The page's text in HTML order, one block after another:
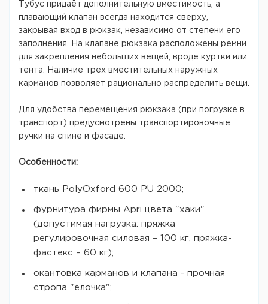
Тубус придаёт дополнительную вместимость, а
плавающий клапан всегда находится сверху,
закрывая вход в рюкзак, независимо от степени его
заполнения. На клапане рюкзака расположены ремни
для закрепления небольших вещей, вроде куртки или
тента. Наличие трех вместительных наружных
карманов позволяет рационально распределить вещи.
Для удобства перемещения рюкзака (при погрузке в
транспорт) предусмотрены транспортировочные
ручки на спине и фасаде.
Особенности:
ткань PolyOxford 600 PU 2000;
фурнитура фирмы Apri цвета "хаки"
(допустимая нагрузка: пряжка
регулировочная силовая – 100 кг, пряжка-
фастекс – 60 кг);
окантовка карманов и клапана - прочная
стропа "ёлочка";